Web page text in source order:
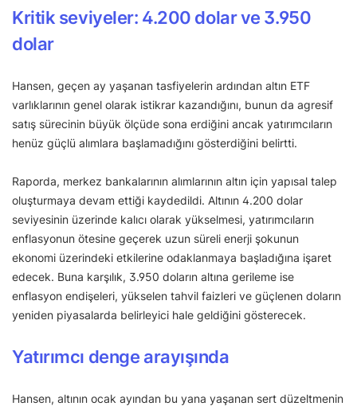
Kritik seviyeler: 4.200 dolar ve 3.950
dolar
Hansen, geçen ay yaşanan tasfiyelerin ardından altın ETF
varlıklarının genel olarak istikrar kazandığını, bunun da agresif
satış sürecinin büyük ölçüde sona erdiğini ancak yatırımcıların
henüz güçlü alımlara başlamadığını gösterdiğini belirtti.
Raporda, merkez bankalarının alımlarının altın için yapısal talep
oluşturmaya devam ettiği kaydedildi. Altının 4.200 dolar
seviyesinin üzerinde kalıcı olarak yükselmesi, yatırımcıların
enflasyonun ötesine geçerek uzun süreli enerji şokunun
ekonomi üzerindeki etkilerine odaklanmaya başladığına işaret
edecek. Buna karşılık, 3.950 doların altına gerileme ise
enflasyon endişeleri, yükselen tahvil faizleri ve güçlenen doların
yeniden piyasalarda belirleyici hale geldiğini gösterecek.
Yatırımcı denge arayışında
Hansen, altının ocak ayından bu yana yaşanan sert düzeltmenin